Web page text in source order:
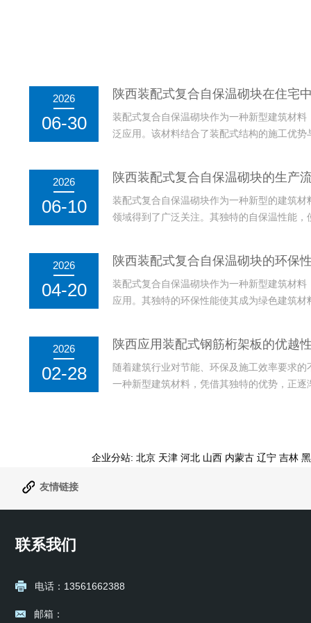
2026
06-30
陕西装配式复合自保温砌块在住宅
装配式复合自保温砌块作为一种新型建筑材
泛应用。该材料结合了装配式结构的施工优
的影响，从而提升居住...
2026
06-10
陕西装配式复合自保温砌块的生产
装配式复合自保温砌块作为一种新型的建筑
领域得到了广泛关注。其独特的自保温性能
定性。装配式复合自保...
2026
04-20
陕西装配式复合自保温砌块的环保
装配式复合自保温砌块作为一种新型建筑材
应用。其独特的环保性能使其成为绿色建筑
复合自保温砌块的环保...
2026
02-28
陕西应用装配式钢筋桁架板的优越
随着建筑行业对节能、环保及施工效率要求
一种新型建筑材料，凭借其独特的优势，正
企业分站: 北京 天津 河北 山西 内蒙古 辽宁 吉林
友情链接
联系我们
电话：13561662388
邮箱：